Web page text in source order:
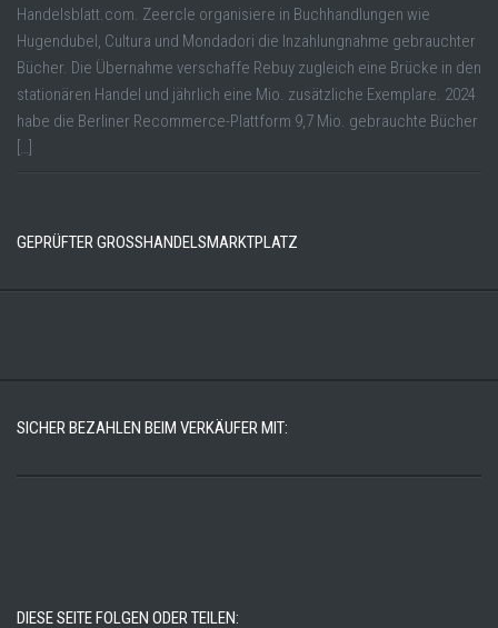
Handelsblatt.com. Zeercle organisiere in Buchhandlungen wie
Hugendubel, Cultura und Mondadori die Inzahlungnahme gebrauchter
Bücher. Die Übernahme verschaffe Rebuy zugleich eine Brücke in den
stationären Handel und jährlich eine Mio. zusätzliche Exemplare. 2024
habe die Berliner Recommerce-Plattform 9,7 Mio. gebrauchte Bücher
[…]
GEPRÜFTER GROSSHANDELSMARKTPLATZ
SICHER BEZAHLEN BEIM VERKÄUFER MIT:
DIESE SEITE FOLGEN ODER TEILEN: